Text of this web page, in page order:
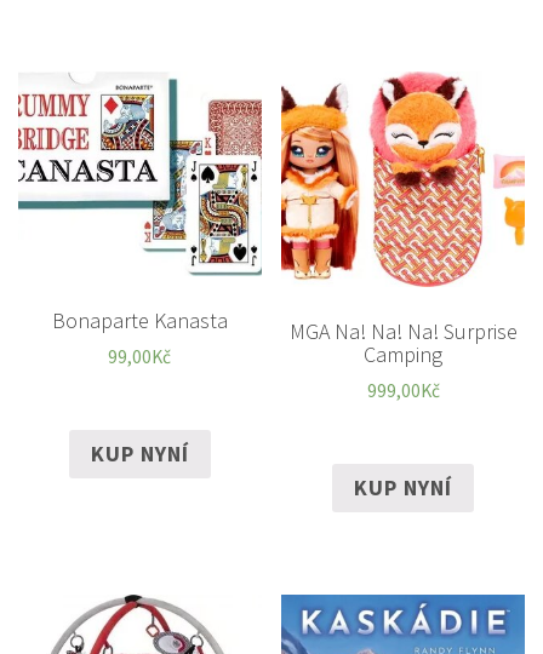
Bonaparte Kanasta
99,00Kč
KUP NYNÍ
MGA Na! Na! Na! Surprise
Camping
999,00Kč
KUP NYNÍ